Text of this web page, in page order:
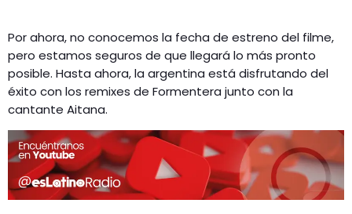
Por ahora, no conocemos la fecha de estreno del filme,
pero estamos seguros de que llegará lo más pronto
posible. Hasta ahora, la argentina está disfrutando del
éxito con los remixes de Formentera junto con la
cantante Aitana.